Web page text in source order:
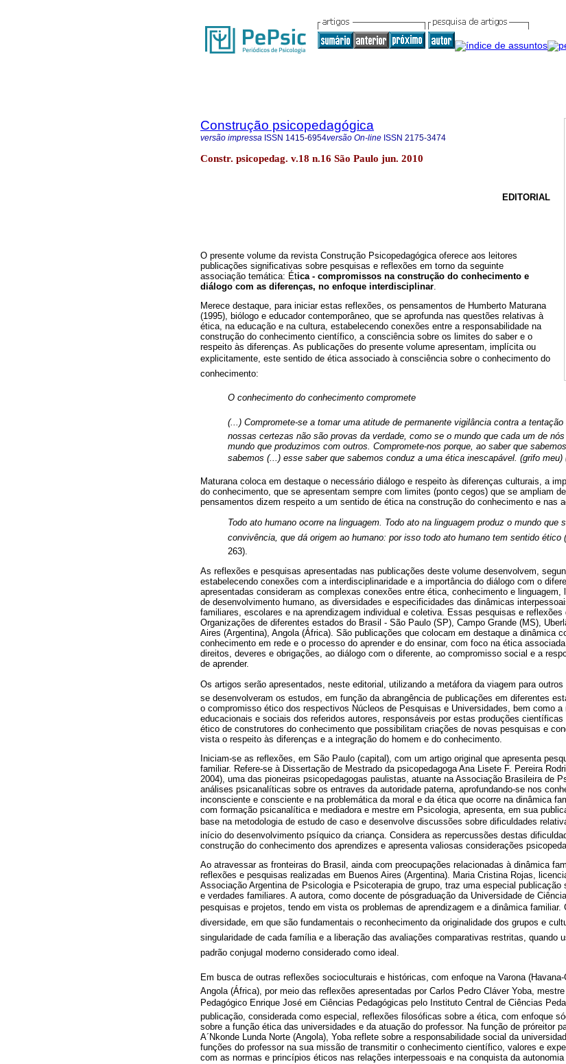
Construção psicopedagógica
versão impressa ISSN 1415-6954versão On-line ISSN 2175-3474
Constr. psicopedag. v.18 n.16 São Paulo jun. 2010
EDITORIAL
O presente volume da revista Construção Psicopedagógica oferece aos leitores
publicações significativas sobre pesquisas e reflexões em torno da seguinte
associação temática: Ética - compromissos na construção do conhecimento e
diálogo com as diferenças, no enfoque interdisciplinar
Merece destaque, para iniciar estas reflexões, os pensamentos de Humberto Maturana
(1995), biólogo e educador contemporâneo, que se aprofunda nas questões relativas à
ética, na educação e na cultura, estabelecendo conexões entre a responsabilidade na
construção do conhecimento científico, a consciência sobre os limites do saber e o
respeito às diferenças. As publicações do presente volume apresentam, implícita ou
explicitamente, este sentido de ética associado à consciência sobre o conhecimento do
conhecimento:
O conhecimento do conhecimento compromete
(...) Compromete-se a tomar uma atitude de permanente vigilância contra a
nossas certezas não são provas da verdade, como se o mundo que cada um de
mundo que produzimos com outros. Compromete-nos porque, ao saber que
sabemos (...) esse saber que sabemos conduz a uma ética inescapável. (grifo
Maturana coloca em destaque o necessário diálogo e respeito às diferenças culturais, a
do conhecimento, que se apresentam sempre com limites (ponto cegos) que se ampliam
pensamentos dizem respeito a um sentido de ética na construção do conhecimento e nas
Todo ato humano ocorre na linguagem. Todo ato na linguagem produz o mundo
convivência, que dá origem ao humano: por isso todo ato humano tem sentido ético (
263).
As reflexões e pesquisas apresentadas nas publicações deste volume desenvolvem,
estabelecendo conexões com a interdisciplinaridade e a importância do diálogo com o
apresentadas consideram as complexas conexões entre ética, conhecimento e
de desenvolvimento humano, as diversidades e especificidades das dinâmicas
familiares, escolares e na aprendizagem individual e coletiva. Essas pesquisas e
Organizações de diferentes estados do Brasil - São Paulo (SP), Campo Grande (MS),
Aires (Argentina), Angola (África). São publicações que colocam em destaque a dinâmica
conhecimento em rede e o processo do aprender e do ensinar, com foco na ética
direitos, deveres e obrigações, ao diálogo com o diferente, ao compromisso social e a
de aprender.
Os artigos serão apresentados, neste editorial, utilizando a metáfora da viagem para
se desenvolveram os estudos, em função da abrangência de publicações em diferentes
o compromisso ético dos respectivos Núcleos de Pesquisas e Universidades, bem como
educacionais e sociais dos referidos autores, responsáveis por estas produções
ético de construtores do conhecimento que possibilitam criações de novas pesquisas e
vista o respeito às diferenças e a integração do homem e do conhecimento.
Iniciam-se as reflexões, em São Paulo (capital), com um artigo original que apresenta
familiar. Refere-se à Dissertação de Mestrado da psicopedagoga Ana Lisete F. Pereira
2004), uma das pioneiras psicopedagogas paulistas, atuante na Associação Brasileira de
análises psicanalíticas sobre os entraves da autoridade paterna, aprofundando-se nos
inconsciente e consciente e na problemática da moral e da ética que ocorre na dinâmica
com formação psicanalítica e mediadora e mestre em Psicologia, apresenta, em sua
base na metodologia de estudo de caso e desenvolve discussões sobre dificuldades
início do desenvolvimento psíquico da criança. Considera as repercussões destas
construção do conhecimento dos aprendizes e apresenta valiosas considerações
Ao atravessar as fronteiras do Brasil, ainda com preocupações relacionadas à dinâmica
reflexões e pesquisas realizadas em Buenos Aires (Argentina). Maria Cristina Rojas,
Associação Argentina de Psicologia e Psicoterapia de grupo, traz uma especial
e verdades familiares. A autora, como docente de pósgraduação da Universidade de
pesquisas e projetos, tendo em vista os problemas de aprendizagem e a dinâmica familiar.
diversidade, em que são fundamentais o reconhecimento da originalidade dos grupos e
singularidade de cada família e a liberação das avaliações comparativas restritas, quando
padrão conjugal moderno considerado como ideal.
Em busca de outras reflexões socioculturais e históricas, com enfoque na Varona
Angola (África), por meio das reflexões apresentadas por Carlos Pedro Cláver Yoba,
Pedagógico Enrique José em Ciências Pedagógicas pelo Instituto Central de Ciências
publicação, considerada como especial, reflexões filosóficas sobre a ética, com enfoque
sobre a função ética das universidades e da atuação do professor. Na função de próreitor
A´Nkonde Lunda Norte (Angola), Yoba reflete sobre a responsabilidade social da
funções do professor na sua missão de transmitir o conhecimento científico, valores e
com as normas e princípios éticos nas relações interpessoais e na conquista da autonomia